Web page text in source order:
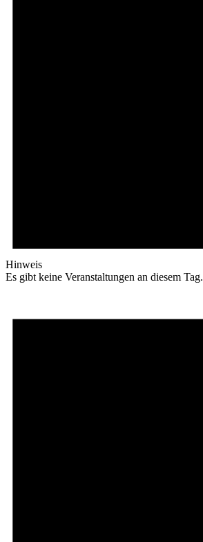
Hinweis
Es gibt keine Veranstaltungen an diesem Tag.